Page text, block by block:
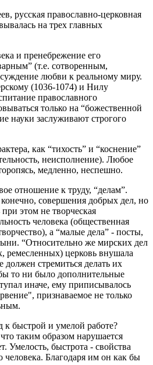
русская православно-церковная
на трех главных
и пренебрежение его
(т.е. сотворенным,
любви к реальному миру.
(1036-1074) и Нилу
православного
только на “божественной
науки заслуживают строгого
как “тихость” и “коснение”
неисполнение). Любое
медленно, неспешно.
отношение к труду, “делам”.
совершения добрых дел, но
этом не творческая
человека (общественная
а “малые дела” - посты,
“Относительно же мирских дел
ремесленных) церковь внушала
должен стремиться делать их
то ни было дополнительные
иначе, ему приписывалось
признаваемое не только
к быстрой и умелой работе?
таким образом нарушается
Умелость, быстрота - свойства
человека. Благодаря им он как бы